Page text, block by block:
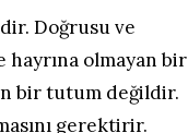
Doğrusu ve
hayrına olmayan bir
bir tutum değildir.
gerektirir.